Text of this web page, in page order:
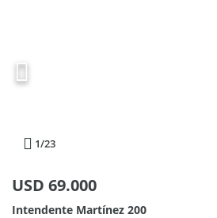
1/23
USD 69.000
Intendente Martínez 200